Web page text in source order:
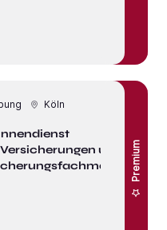
Köln
und
Premium